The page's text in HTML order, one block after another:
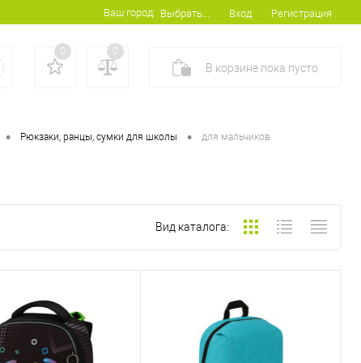
Ваш город: Выбрать... Вход Регистрация
0 0
В корзине пока пусто
• Рюкзаки, ранцы, сумки для школы • для мальчиков
Вид каталога: